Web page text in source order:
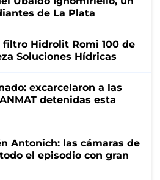
de La Plata
filtro Hidrolit Romi 100 de
Soluciones Hídricas
excarcelaron a las
detenidas esta
Antonich: las cámaras de
el episodio con gran